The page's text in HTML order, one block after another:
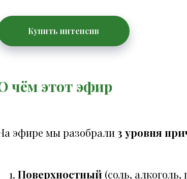
Купить интенсив
чём этот эфир
эфире мы разобрали3 уровня
Поверхностный (соль, алкоголь,